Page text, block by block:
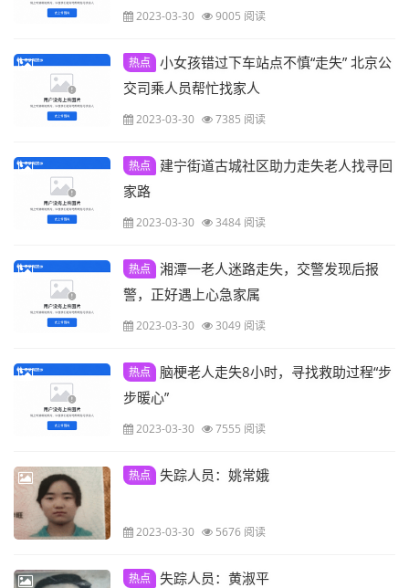
2023-03-30 9005 阅读
热点
小女孩错过下车站点不慎“走失” 北京公
交司乘人员帮忙找家人
2023-03-30 7385 阅读
热点
建宁街道古城社区助力走失老人找寻回
家路
2023-03-30 3484 阅读
热点
湘潭一老人迷路走失，交警发现后报
警，正好遇上心急家属
2023-03-30 3049 阅读
热点
脑梗老人走失8小时，寻找救助过程“步
步暖心”
2023-03-30 7555 阅读
热点 失踪人员：姚常娥
2023-03-30 5676 阅读
热点 失踪人员：黄淑平